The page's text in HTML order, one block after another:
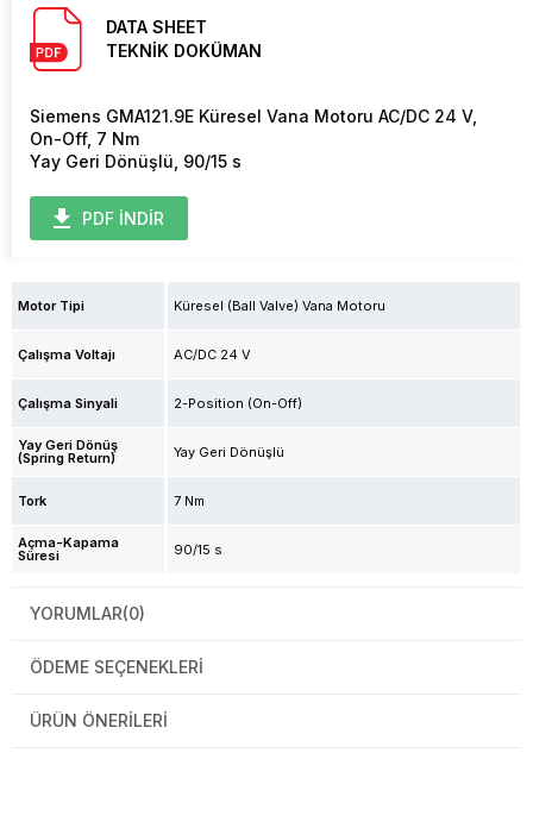
DATA SHEET
TEKNİK DOKÜMAN
Siemens GMA121.9E Küresel Vana Motoru AC/DC 24 V,
On-Off, 7 Nm
Yay Geri Dönüşlü, 90/15 s
PDF İNDİR
Motor Tipi Küresel (Ball Valve) Vana Motoru
Çalışma Voltajı AC/DC 24 V
Çalışma Sinyali 2-Position (On-Off)
Yay Geri Dönüş
(Spring Return) Yay Geri Dönüşlü
Tork 7 Nm
Açma-Kapama
Süresi 90/15 s
YORUMLAR(0)
ÖDEME SEÇENEKLERI
ÜRÜN ÖNERILERI